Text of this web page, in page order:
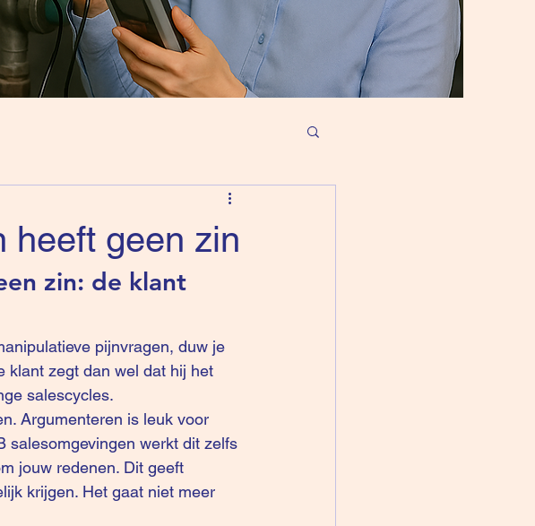
heeft geen zin
zin: de klant
pijnvragen, duw je
klant zegt dan wel dat hij het
salescycles.
Argumenteren is leuk voor
salesomgevingen werkt dit zelfs
jouw redenen. Dit geeft
krijgen. Het gaat niet meer